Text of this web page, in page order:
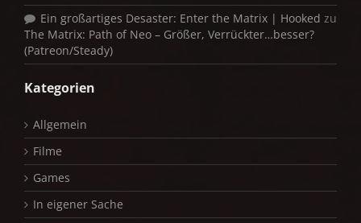
Ein großartiges Desaster: Enter the Matrix | Hooked zu
The Matrix: Path of Neo – Größer, Verrückter…besser?
(Patreon/Steady)
Kategorien
Allgemein
Filme
Games
In eigener Sache